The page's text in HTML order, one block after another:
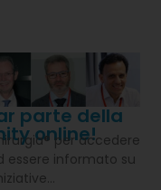
parte della
online!
per accedere
essere informato su